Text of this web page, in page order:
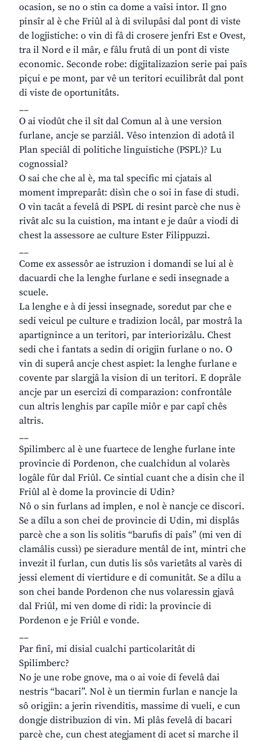
ocasion, se no o stin ca dome a vaîsi intor. Il gno
pinsîr al è che Friûl al à di svilupâsi dal pont di viste
de logjistiche: o vin di fâ di crosere jenfri Est e Ovest,
tra il Nord e il mâr, e fâlu frutâ di un pont di viste
economic. Seconde robe: digjitalizazion serie pai paîs
piçui e pe mont, par vê un teritori ecuilibrât dal pont
di viste de oportunitâts.
__
O ai viodût che il sît dal Comun al à une version
furlane, ancje se parziâl. Vêso intenzion di adotâ il
Plan speciâl di politiche linguistiche (PSPL)? Lu
cognossial?
O sai che che al è, ma tal specific mi cjatais al
moment impreparât: disìn che o soi in fase di studi.
O vin tacât a fevelâ di PSPL di resint parcè che nus è
rivât alc su la cuistion, ma intant e je daûr a viodi di
chest la assessore ae culture Ester Filippuzzi.
__
Come ex assessôr ae istruzion i domandi se lui al è
dacuardi che la lenghe furlane e sedi insegnade a
scuele.
La lenghe e à di jessi insegnade, soredut par che e
sedi veicul pe culture e tradizion locâl, par mostrâ la
apartignince a un teritori, par interiorizâlu. Chest
sedi che i fantats a sedin di origjin furlane o no. O
vin di superâ ancje chest aspiet: la lenghe furlane e
covente par slargjâ la vision di un teritori. E doprâle
ancje par un esercizi di comparazion: confrontâle
cun altris lenghis par capîle miôr e par capî chês
altris.
__
Spilimberc al è une fuartece de lenghe furlane inte
provincie di Pordenon, che cualchidun al volarès
logâle fûr dal Friûl. Ce sintial cuant che a disin che il
Friûl al è dome la provincie di Udin?
Nô o sin furlans ad implen, e nol è nancje ce discori.
Se a dîlu a son chei de provincie di Udin, mi displâs
parcè che a son lis solitis “barufis di paîs” (mi ven di
clamâlis cussì) pe sieradure mentâl de int, mintri che
invezit il furlan, cun dutis lis sôs varietâts al varès di
jessi element di viertidure e di comunitât. Se a dîlu a
son chei bande Pordenon che nus volaressin gjavâ
dal Friûl, mi ven dome di ridi: la provincie di
Pordenon e je Friûl e vonde.
__
Par finî, mi disial cualchi particolaritât di
Spilimberc?
No je une robe gnove, ma o ai voie di fevelâ dai
nestris “bacari”. Nol è un tiermin furlan e nancje la
sô origjin: a jerin rivenditis, massime di vueli, e cun
dongje distribuzion di vin. Mi plâs fevelâ di bacari
parcè che, cun chest ategjament di acet si marche il